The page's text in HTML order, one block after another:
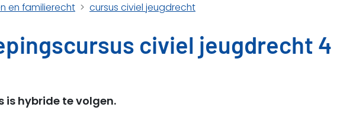
en familierecht cursus civiel jeugdrecht
civiel jeugdrecht 4
is hybride te volgen.